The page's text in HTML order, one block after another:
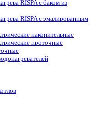
RISPA с баком из
RISPA с эмалированным
накопительные
проточные